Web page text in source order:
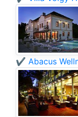
✔️ Abacus